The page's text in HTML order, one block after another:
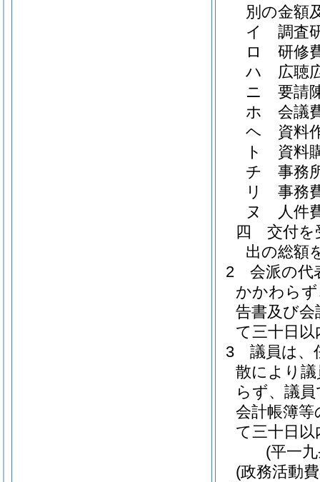
別の金額
イ
調査
ロ
研修
ハ
広聴
ニ
要請
ホ
会議
ヘ
資料
ト
資料
チ
事務
リ
事務
ヌ
人件
四
交付を
出の総額
2
会派の代
かかわら
告書及び
て三十日
3
議員は、
散により
らず、議
会計帳簿
て三十日
(平一
(政務活動